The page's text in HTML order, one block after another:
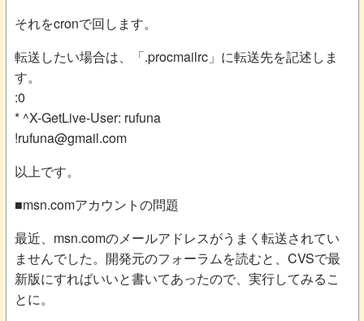
それをcronで回します。
転送したい場合は、「.procmailrc」に転送先を記述しま
す。
:0
* ^X-GetLive-User: rufuna
!rufuna@gmail.com
以上です。
■msn.comアカウントの問題
最近、msn.comのメールアドレスがうまく転送されてい
ませんでした。開発元のフォーラムを読むと、CVSで最
新版にすればいいと書いてあったので、実行してみるこ
とに。